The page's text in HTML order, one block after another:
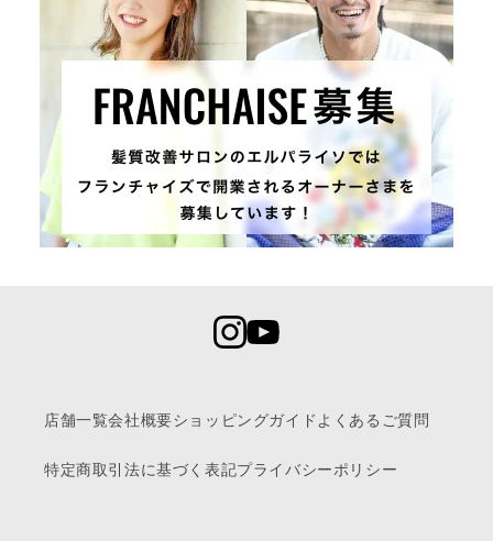
店舗一覧会社概要ショッピングガイドよくあるご質問
特定商取引法に基づく表記プライバシーポリシー